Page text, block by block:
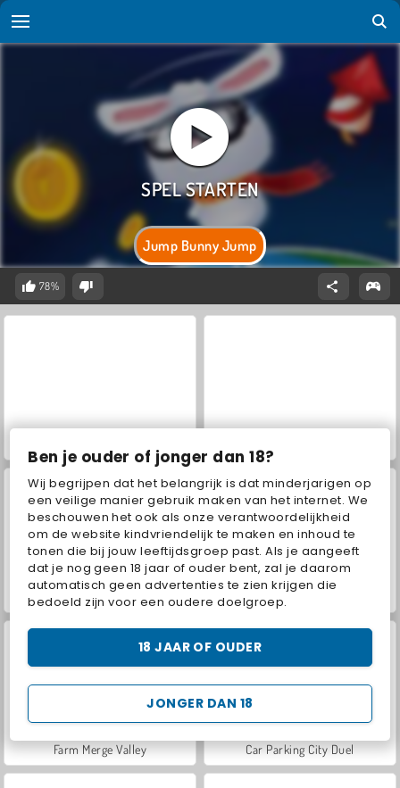
Ben je ouder of jonger dan 18?
Wij begrijpen dat het belangrijk is dat minderjarigen op
een veilige manier gebruik maken van het internet. We
beschouwen het ook als onze verantwoordelijkheid
om de website kindvriendelijk te maken en inhoud te
tonen die bij jouw leeftijdsgroep past. Als je aangeeft
dat je nog geen 18 jaar of ouder bent, zal je daarom
automatisch geen advertenties te zien krijgen die
bedoeld zijn voor een oudere doelgroep.
JONGER DAN 18
18 JAAR OF OUDER
Jump Bunny Jump
78%
ASMR Makeover & Makeup Studio World War 2 Shooter
Farm Merge Valley Car Parking City Duel